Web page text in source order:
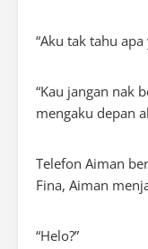
“Aku tak tahu
“Kau jangan nak
mengaku depan
Telefon Aiman
Fina, Aiman
“Helo?”